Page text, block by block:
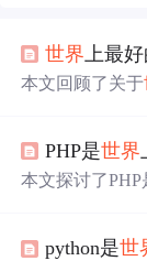
世界 上最
本文回顾了关于
得出结论：
PHP是世界
本文探讨了
程和请求处理
python是世